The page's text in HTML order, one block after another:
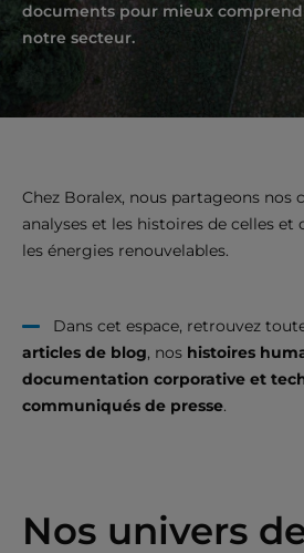
documents pour mieux
notre secteur.
Chez Boralex, nous partageons nos
analyses et les histoires de celles et
les énergies renouvelables.
Dans cet espace, retrouvez
articles de blog, nos histoires
documentation corporative et
communiqués de presse.
Nos univers